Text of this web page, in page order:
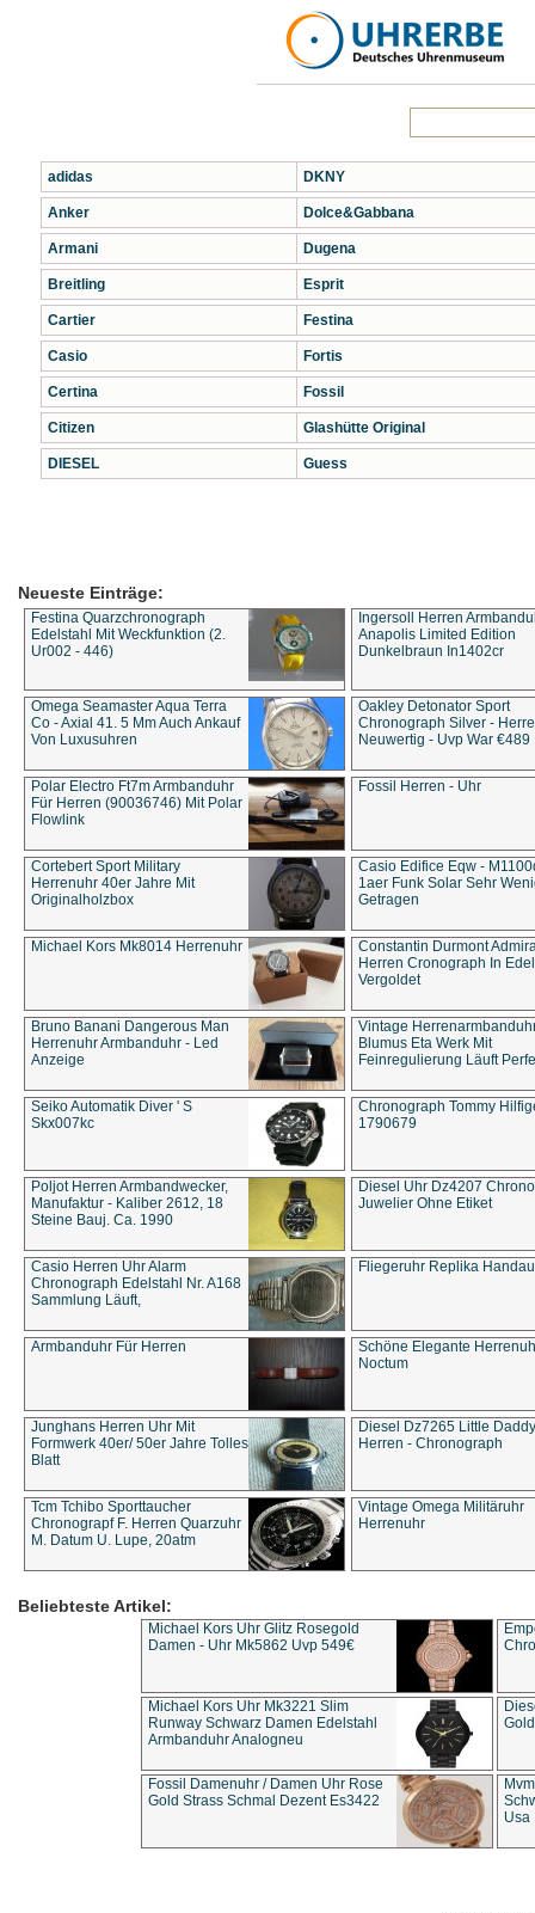
adidas
Anker
Armani
Breitling
Cartier
Casio
Certina
Citizen
DIESEL
DKNY
Dolce&Gabbana
Dugena
Esprit
Festina
Fortis
Fossil
Glashütte Original
Guess
Neueste Einträge:
Festina Quarzchronograph
Edelstahl Mit Weckfunktion (2.
Ur002 - 446)
Ingersoll Herren
Anapolis Limited Edition
Dunkelbraun In1402cr
Omega Seamaster Aqua Terra
Co - Axial 41. 5 Mm Auch Ankauf
Von Luxusuhren
Oakley Detonator Sport
Chronograph Silver -
Neuwertig - Uvp War €489
Polar Electro Ft7m Armbanduhr
Für Herren (90036746) Mit Polar
Flowlink
Fossil Herren - Uhr
Cortebert Sport Military
Herrenuhr 40er Jahre Mit
Originalholzbox
Casio Edifice Eqw -
1aer Funk Solar Sehr
Getragen
Michael Kors Mk8014 Herrenuhr
Constantin Durmont
Herren Cronograph In
Vergoldet
Bruno Banani Dangerous Man
Herrenuhr Armbanduhr - Led
Anzeige
Vintage
Blumus Eta Werk Mit
Feinregulierung Läuft
Seiko Automatik Diver ' S
Skx007kc
Chronograph Tommy
1790679
Poljot Herren Armbandwecker,
Manufaktur - Kaliber 2612, 18
Steine Bauj. Ca. 1990
Diesel Uhr Dz4207
Juwelier Ohne Etiket
Casio Herren Uhr Alarm
Chronograph Edelstahl Nr. A168
Sammlung Läuft,
Fliegeruhr Replika
Armbanduhr Für Herren
Schöne Elegante
Noctum
Junghans Herren Uhr Mit
Formwerk 40er/ 50er Jahre Tolles
Blatt
Diesel Dz7265 Little Daddy
Herren - Chronograph
Tcm Tchibo Sporttaucher
Chronograpf F. Herren Quarzuhr
M. Datum U. Lupe, 20atm
Vintage Omega Militäruhr
Herrenuhr
Beliebteste Artikel:
Michael Kors Uhr Glitz Rosegold
Damen - Uhr Mk5862 Uvp 549€
Michael Kors Uhr Mk3221 Slim
Runway Schwarz Damen Edelstahl
Armbanduhr Analogneu
Fossil Damenuhr / Damen Uhr Rose
Gold Strass Schmal Dezent Es3422
Usa